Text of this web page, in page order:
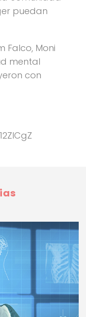
puedan
Falco, Moni
mental
con